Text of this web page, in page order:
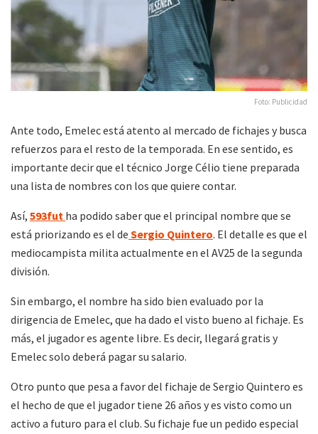
Foto: Publicidad
Ante todo, Emelec está atento al mercado de fichajes y busca
refuerzos para el resto de la temporada. En ese sentido, es
importante decir que el técnico Jorge Célio tiene preparada
una lista de nombres con los que quiere contar.
Así, 593fut ha podido saber que el principal nombre que se
está priorizando es el de Sergio Quintero. El detalle es que el
mediocampista milita actualmente en el AV25 de la segunda
división.
Sin embargo, el nombre ha sido bien evaluado por la
dirigencia de Emelec, que ha dado el visto bueno al fichaje. Es
más, el jugador es agente libre. Es decir, llegará gratis y
Emelec solo deberá pagar su salario.
Otro punto que pesa a favor del fichaje de Sergio Quintero es
el hecho de que el jugador tiene 26 años y es visto como un
activo a futuro para el club. Su fichaje fue un pedido especial